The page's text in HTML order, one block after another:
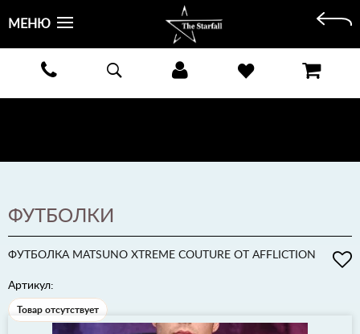
БЕСПЛАТНАЯ ДОСТАВКА КУРЬЕРОМ ИЛИ ПОЧТОЙ ПО ВСЕЙ РОССИИ! ОПЛАТА ПРИ ПОЛУЧЕНИИ
ПОДРОБНЕЕ >
МЕНЮ
ФУТБОЛКИ
ФУТБОЛКА MATSUNO XTREME COUTURE ОТ AFFLICTION
Артикул:
Товар отсутствует